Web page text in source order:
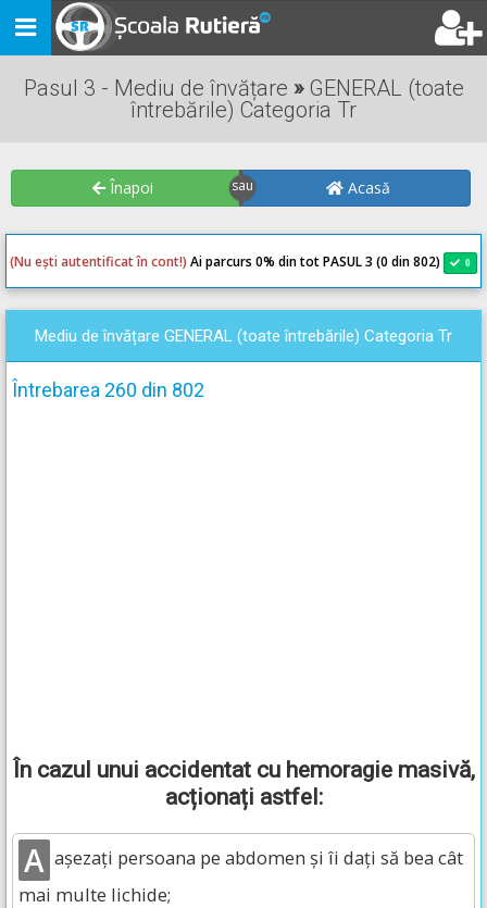
Toggle
navigation
Pasul 3 - Mediu de învățare »GENERAL (toate
întrebările) Categoria Tr
Înapoi Acasă
(Nu ești autentificat în cont!) Ai parcurs 0% din tot PASUL 3 (0 din 802) 0
Mediu de învățare GENERAL (toate întrebările) Categoria Tr
Întrebarea 260 din 802
În cazul unui accidentat cu hemoragie masivă,
acționați astfel:
A așezați persoana pe abdomen și îi dați să bea cât
mai multe lichide;